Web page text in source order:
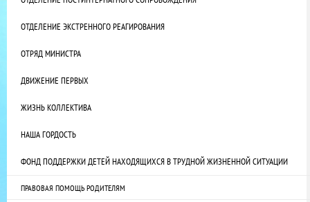
ОТДЕЛЕНИЕ ЭКСТРЕННОГО РЕАГИРОВАНИЯ
ОТРЯД МИНИСТРА
ДВИЖЕНИЕ ПЕРВЫХ
ЖИЗНЬ КОЛЛЕКТИВА
НАША ГОРДОСТЬ
ФОНД ПОДДЕРЖКИ ДЕТЕЙ НАХОДЯЩИХСЯ В ТРУДНОЙ ЖИЗНЕННОЙ СИТУАЦИИ
ПРАВОВАЯ ПОМОЩЬ РОДИТЕЛЯМ